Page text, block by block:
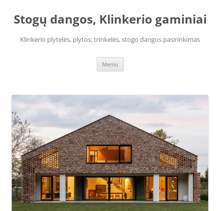
turinio
Stogų dangos, Klinkerio gaminiai
Klinkerio plytelės, plytos, trinkelės, stogo dangos pasirinkimas
Meniu